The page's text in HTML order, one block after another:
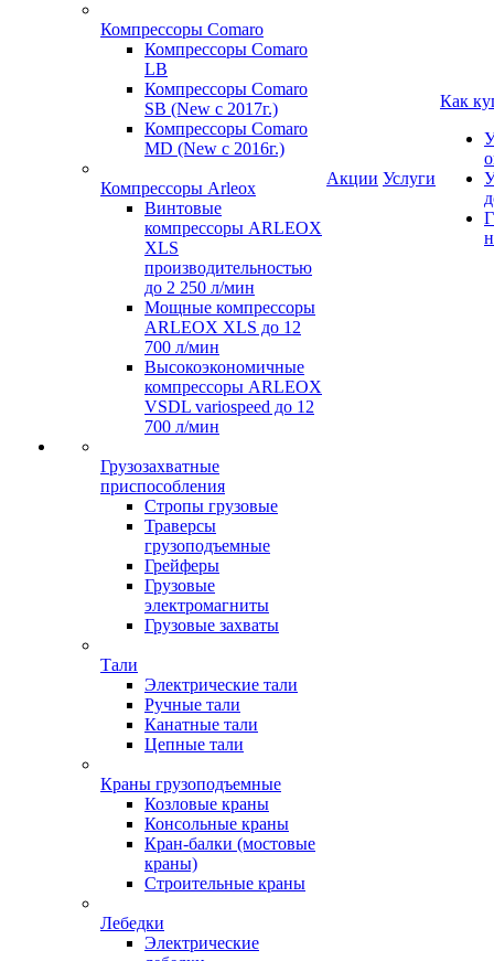
Компрессоры Comaro
Компрессоры Comaro
LB
Компрессоры Comaro
SB (New с 2017г.)
Компрессоры Comaro
MD (New с 2016г.)
Компрессоры Arleox
Винтовые
компрессоры ARLEOX
XLS
производительностью
до 2 250 л/мин
Мощные компрессоры
ARLEOX XLS до 12
700 л/мин
Высокоэкономичные
компрессоры ARLEOX
VSDL variospeed до 12
700 л/мин
Грузозахватные
приспособления
Стропы грузовые
Траверсы
грузоподъемные
Грейферы
Грузовые
электромагниты
Грузовые захваты
Тали
Электрические тали
Ручные тали
Канатные тали
Цепные тали
Краны грузоподъемные
Козловые краны
Консольные краны
Кран-балки (мостовые
краны)
Строительные краны
Лебедки
Электрические
Акции Услуги
Как